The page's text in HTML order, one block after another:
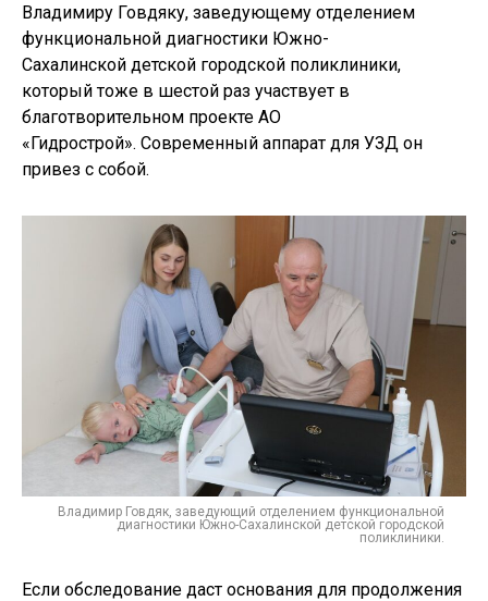
Владимиру Говдяку, заведующему отделением
функциональной диагностики Южно-
Сахалинской детской городской поликлиники,
который тоже в шестой раз участвует в
благотворительном проекте АО
«Гидрострой». Современный аппарат для УЗД он
привез с собой.
Владимир Говдяк, заведующий отделением функциональной
диагностики Южно-Сахалинской детской городской
поликлиники.
Если обследование даст основания для продолжения